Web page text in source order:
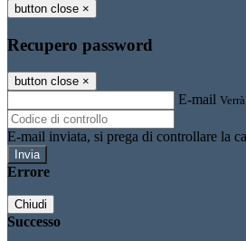
button close ×
Recupero password
button close ×
E-mail
E-mail inviata, si prega di controllare la
Errore
Chiudi
Successo